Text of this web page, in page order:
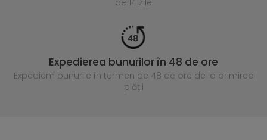
de 14 zile
Expedierea bunurilor în 48 de ore
Expediem bunurile în termen de 48 de ore de la primirea
plății